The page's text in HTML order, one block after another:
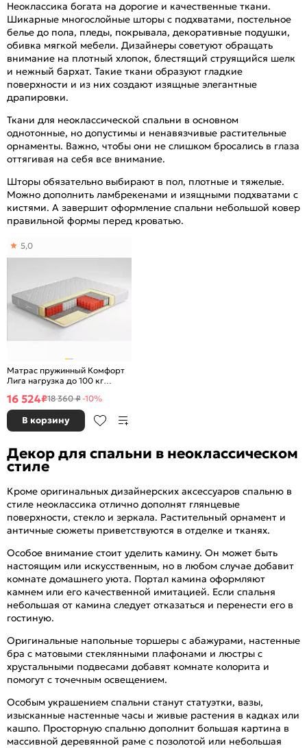
Неоклассика богата на дорогие и качественные ткани.
Шикарные многослойные шторы с подхватами, постельное
белье до пола, пледы, покрывала, декоративные подушки,
обивка мягкой мебели. Дизайнеры советуют обращать
внимание на плотный хлопок, блестящий струящийся шелк
и нежный бархат. Такие ткани образуют гладкие
поверхности и из них создают изящные элегантные
драпировки.
Ткани для неоклассической спальни в основном
однотонные, но допустимы и ненавязчивые растительные
орнаменты. Важно, чтобы они не слишком бросались в глаза
оттягивая на себя все внимание.
Шторы обязательно выбирают в пол, плотные и тяжелые.
Можно дополнить ламбрекенами и изящными подхватами с
кистями. А завершит оформление спальни небольшой ковер
правильной формы перед кроватью.
Матрас пружинный Комфорт
Лига нагрузка до 100 кг
5,0
16 524₽18 360 ₽-10%
В корзину
Декор для спальни в неоклассическом
стиле
Кроме оригинальных дизайнерских аксессуаров спальню в
стиле неоклассика отлично дополнят глянцевые
поверхности, стекло и зеркала. Растительный орнамент и
античные сюжеты приветствуются в отделке и тканях.
Особое внимание стоит уделить камину. Он может быть
настоящим или искусственным, но в любом случае добавит
комнате домашнего уюта. Портал камина оформляют
камнем или его качественной имитацией. Если спальня
небольшая от камина следует отказаться и перенести его в
гостиную.
Оригинальные напольные торшеры с абажурами, настенные
бра с матовыми стеклянными плафонами и люстры с
хрустальными подвесами добавят комнате колорита и
помогут с точечным освещением.
Особым украшением спальни станут статуэтки, вазы,
изысканные настенные часы и живые растения в кадках или
кашпо. Просторную спальню дополнит большая картина в
массивной деревянной раме с позолотой или небольшая